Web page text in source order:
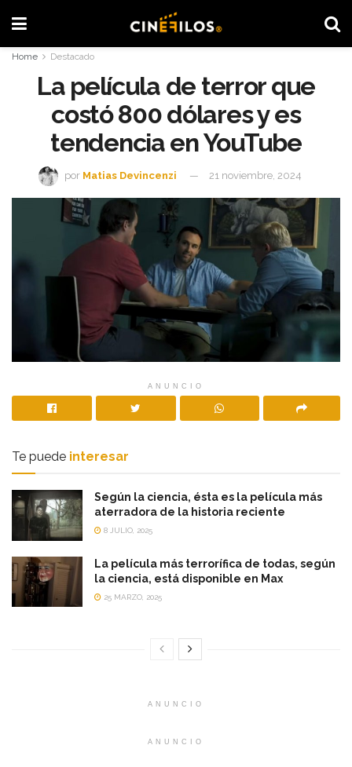
Home Destacado
La película de terror que
costó 800 dólares y es
tendencia en YouTube
por Matias Devincenzi 21 noviembre, 2024
ANUNCIO
Te puede interesar
Según la ciencia, ésta es la película más
aterradora de la historia reciente
8 JULIO, 2025
La película más terrorífica de todas, según
la ciencia, está disponible en Max
25 MARZO, 2025
ANUNCIO
ANUNCIO